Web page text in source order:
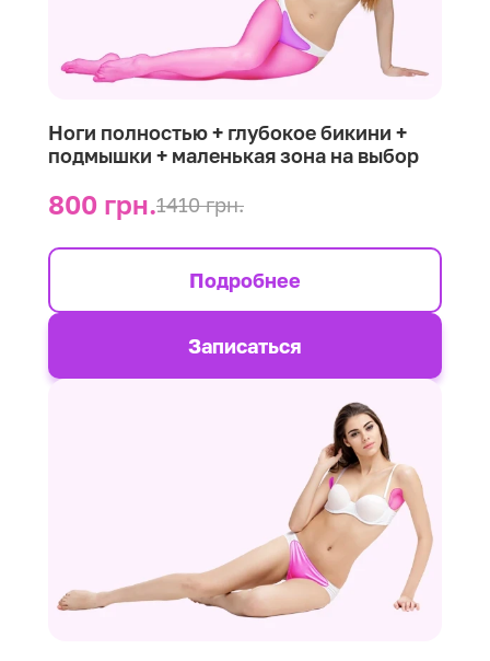
Ноги полностью + глубокое бикини +
подмышки + маленькая зона на выбор
800 грн.1410 грн.
Подробнее
Записаться